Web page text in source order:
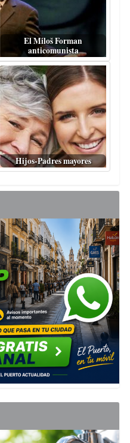
El Miloš Forman
anticomunista
Hijos-Padres mayores